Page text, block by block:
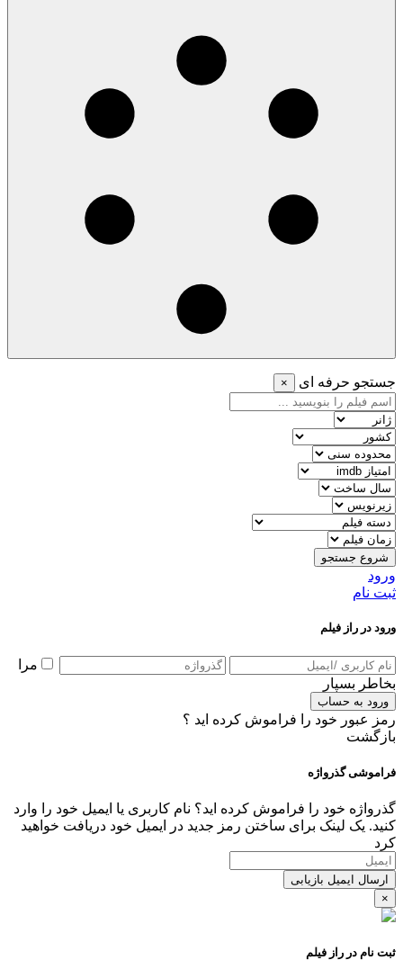
جستجو حرفه ای ×
شروع جستجو
ورود
ثبت نام
ورود در راز فیلم
مرا
بخاطر بسپار
ورود به حساب
رمز عبور خود را فراموش کرده اید ؟
بازگشت
فراموشی گذرواژه
گذرواژه خود را فراموش کرده اید؟ نام کاربری یا ایمیل خود را وارد
کنید. یک لینک برای ساختن رمز جدید در ایمیل خود دریافت خواهید
کرد
ارسال ایمیل بازیابی
×
ثبت نام در راز فیلم